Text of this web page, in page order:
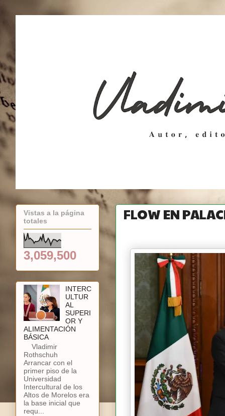
FLOW EN
Vistas a la página
totales
3,059,500
INTERC
ULTUR
AL
SUPERI
OR Y
ALIMENTACIÓN
BÁSICA
Vladimir
Rothschuh
Arrancar con el
primer piso de la
Universidad
Intercultural de los
Altos de Morelos era
la base inicial que
requ...